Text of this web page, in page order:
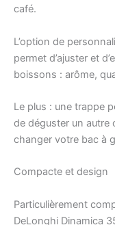
café.
L’option de
permet d’ajuster et
boissons : arôme,
Le plus : une trappe
de déguster un autre
changer votre bac à
Compacte et design
Particulièrement
DeLonghi Dinamica